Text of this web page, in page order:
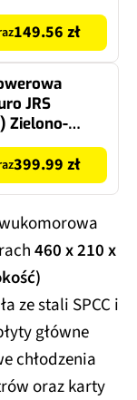
149.56 zł
JRS
Zielono-
399.99 zł
460 x 210 x
ze stali SPCC i
główne
chłodzenia
oraz karty